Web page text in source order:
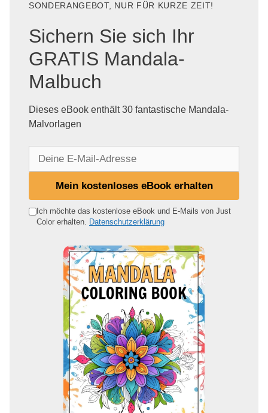
SONDERANGEBOT, NUR FÜR KURZE ZEIT!
Sichern Sie sich Ihr
GRATIS Mandala-
Malbuch
Dieses eBook enthält 30 fantastische Mandala-
Malvorlagen
e
Mein kostenloses eBook erhalten
Ich möchte das kostenlose eBook und E-Mails von Just
Color erhalten. Datenschutzerklärung